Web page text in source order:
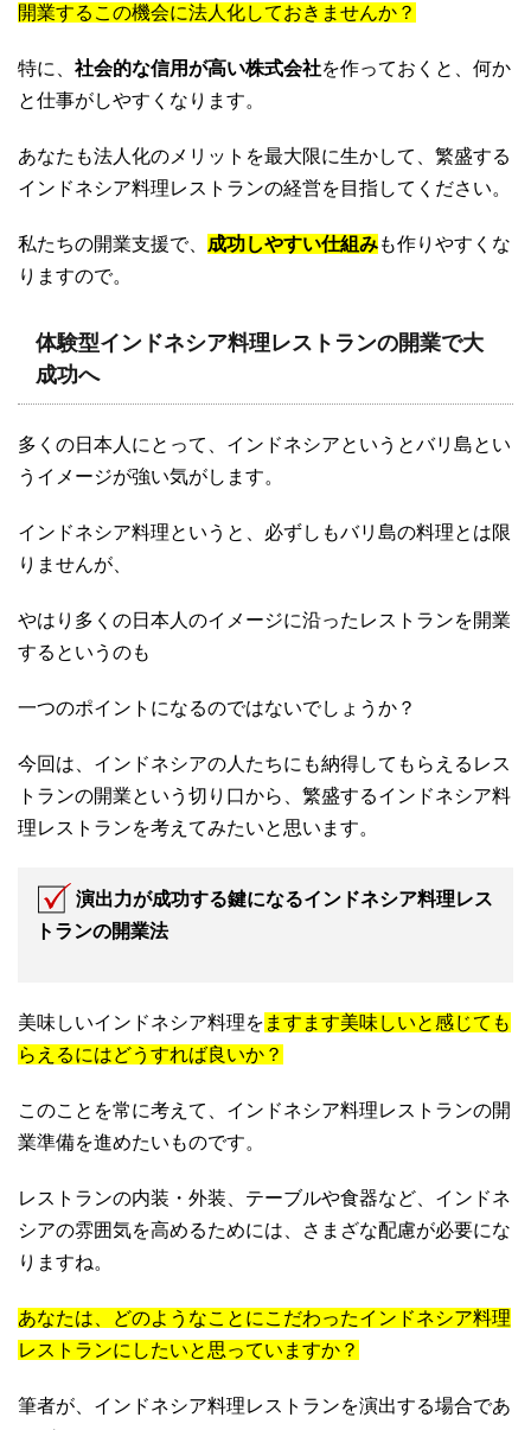
開業するこの機会に法人化しておきませんか？
特に、 社会的な信用が高い株式会社を作っておくと、何か
と仕事がしやすくなります。
あなたも法人化のメリットを最大限に生かして、繁盛する
インドネシア料理レストランの経営を目指してください。
私たちの開業支援で、 成功しやすい仕組みも作りやすくな
りますので。
体験型インドネシア料理レストランの開業で大
成功へ
多くの日本人にとって、インドネシアというとバリ島とい
うイメージが強い気がします。
インドネシア料理というと、必ずしもバリ島の料理とは限
りませんが、
やはり多くの日本人のイメージに沿ったレストランを開業
するというのも
一つのポイントになるのではないでしょうか？
今回は、インドネシアの人たちにも納得してもらえるレス
トランの開業という切り口から、繁盛するインドネシア料
理レストランを考えてみたいと思います。
演出力が成功する鍵になるインドネシア料理レス
トランの開業法
美味しいインドネシア料理を ますます美味しいと感じても
らえるにはどうすれば良いか？
このことを常に考えて、インドネシア料理レストランの開
業準備を進めたいものです。
レストランの内装・外装、テーブルや食器など、インドネ
シアの雰囲気を高めるためには、さまざな配慮が必要にな
りますね。
あなたは、どのようなことにこだわったインドネシア料理
レストランにしたいと思っていますか？
筆者が、インドネシア料理レストランを演出する場合であ